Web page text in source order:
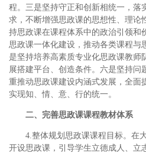
程。三是坚持守正和创新相统一，落
求，不断增强思政课的思想性、理论
持思政课在课程体系中的政治引领和
思政课一体化建设，推动各类课程与
是坚持培养高素质专业化思政课教师
展搭建平台、创造条件。六是坚持问
重推动思政课建设内涵式发展，全面
实现知、情、意、行的统一。
二、完善思政课课程教材体系
4.整体规划思政课课程目标。在
开设思政课，引导学生立德成人、立